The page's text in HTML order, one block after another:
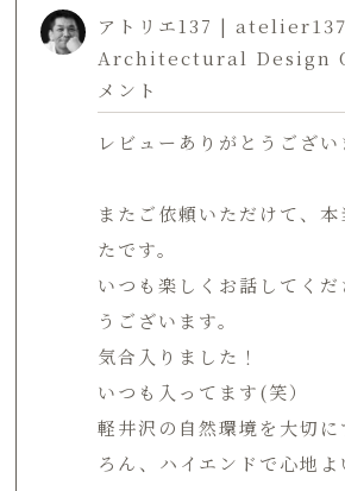
アトリエ137 | atelier137
Architectural Design
メント
レビューありがとうござい
またご依頼いただけて、本
たです。
いつも楽しくお話してくだ
うございます。
気合入りました！
いつも入ってます(笑）
軽井沢の自然環境を大切に
ろん、ハイエンドで心地